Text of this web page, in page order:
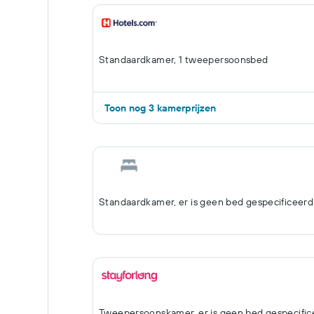
Standaardkamer, 1 tweepersoonsbed
Toon nog 3 kamerprijzen
Standaardkamer, er is geen bed gespecificeerd